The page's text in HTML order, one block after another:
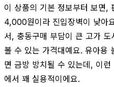
이 상품의 기본 정보부터 보면,
4,000원이라 진입장벽이 낮아
서, 충동구매 부담이 큰 고가
볼 수 있는 가격대예요. 유아용
면 금방 방치될 수 있는데, 이
에서 꽤 실용적이에요.